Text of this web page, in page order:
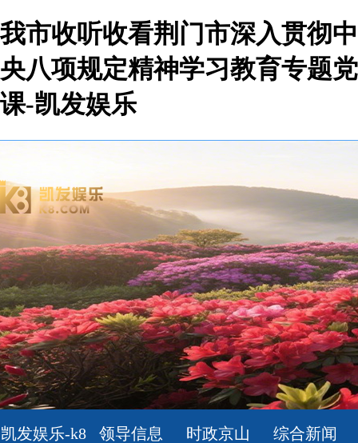
我市收听收看荆门市深入贯彻中
央八项规定精神学习教育专题党
课-凯发娱乐
凯发娱乐-k8 领导信息 时政京山 综合新闻